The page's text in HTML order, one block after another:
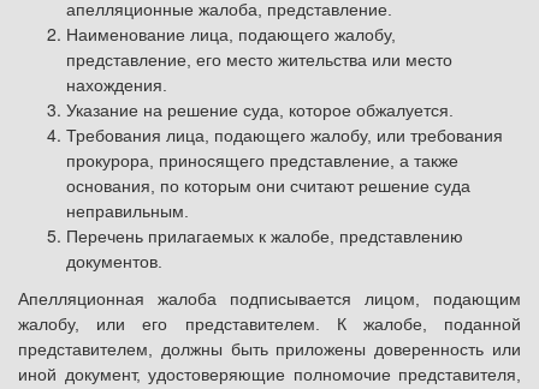
апелляционные жалоба, представление.
Наименование лица, подающего жалобу,
представление, его место жительства или место
нахождения.
Указание на решение суда, которое обжалуется.
Требования лица, подающего жалобу, или требования
прокурора, приносящего представление, а также
основания, по которым они считают решение суда
неправильным.
Перечень прилагаемых к жалобе, представлению
документов.
Апелляционная жалоба подписывается лицом, подающим
жалобу, или его представителем. К жалобе, поданной
представителем, должны быть приложены доверенность или
иной документ, удостоверяющие полномочие представителя,